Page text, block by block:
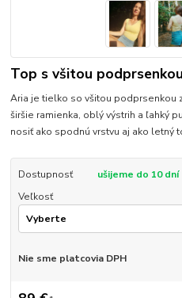
Top s všitou podprsenkou
Aria je tielko so všitou podprsenkou
širšie ramienka, oblý výstrih a ľahký
nosiť ako spodnú vrstvu aj ako letný
Dostupnosť
ušijeme do 10 dní
Veľkosť
Nie sme platcovia DPH